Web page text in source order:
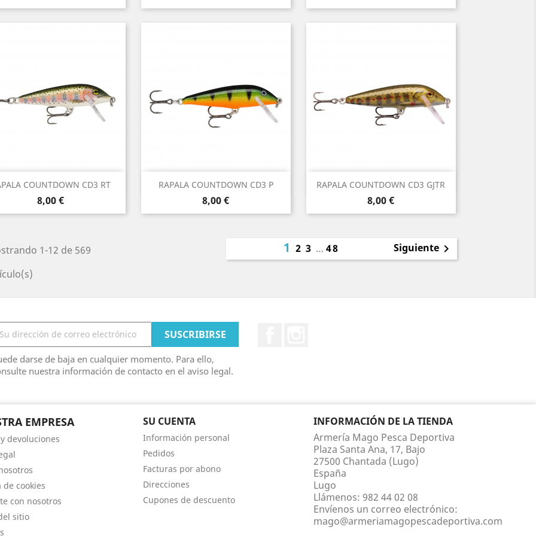
COUNTDOWN CD3 RT
Precio
8,00 €
Vista rápida RAPALA COUNTDOWN CD3 P
Precio
8,00 €
Vista rápida RAPALA COUNTDOWN CD3 GJTR
Precio
8,00 €
Vista rápida
1-12 de 569
123 … 48 Siguiente
darse de baja en cualquier momento. Para ello,
nuestra información de contacto en el aviso legal.
EMPRESA
devoluciones
de cookies
con nosotros
sitio
SU CUENTA
Información personal
Pedidos
Facturas por abono
Direcciones
Cupones de descuento
INFORMACIÓN DE LA TIENDA
Armería Mago Pesca Deportiva
Plaza Santa Ana, 17, Bajo
27500 Chantada (Lugo)
España
Lugo
Llámenos: 982 44 02 08
Envíenos un correo electrónico:
mago@armeriamagopescadeportiva.com